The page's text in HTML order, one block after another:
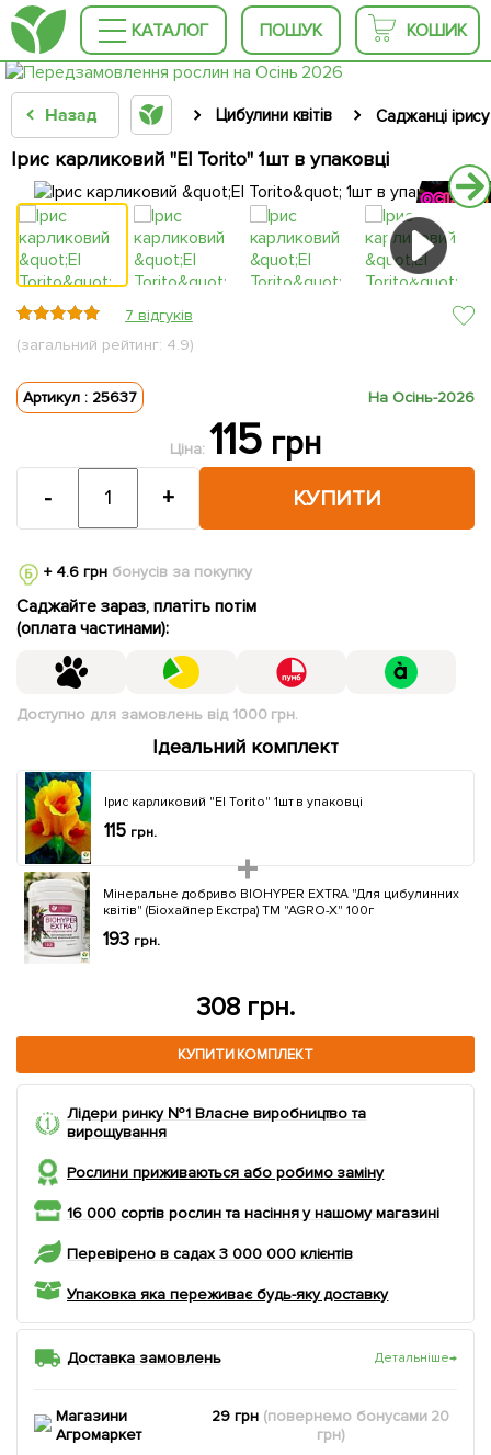
КАТАЛОГ ПОШУК КОШИК
Назад Цибулини квітів Саджанці ірису
Ірис карликовий "El Torito" 1шт в упаковці
7 відгуків
(загальний рейтинг: 4.9)
Артикул : 25637 На Осінь-2026
Ціна: 115 грн
КУПИТИ
- +
+ 4.6 грнбонусів за покупку
Саджайте зараз, платіть потім
(оплата частинами):
Доступно для замовлень від 1000 грн.
Ідеальний комплект
Ірис карликовий "El Torito" 1шт в упаковці
115 грн.
Мінеральне добриво BIOHYPER EXTRA "Для цибулинних
квітів" (Біохайпер Екстра) ТМ "AGRO-X" 100г
193 грн.
308 грн.
КУПИТИ КОМПЛЕКТ
Лідери ринку №1 Власне виробництво та
вирощування
Рослини приживаються або робимо заміну
16 000 сортів рослин та насіння у нашому магазині
Перевірено в садах 3 000 000 клієнтів
Упаковка яка переживає будь-яку доставку
Доставка замовлень Детальніше→
Магазини
Агромаркет
29 грн (повернемобонусами 20
грн)